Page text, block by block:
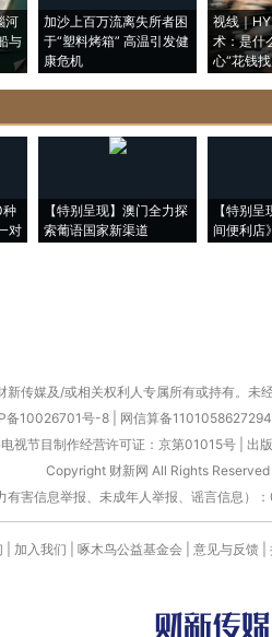
河
与
加沙上百万流离失所者困
于“塑料烤箱” 高温引发健
康危机
视线｜
术：是什
心“花钱找
种
对
【特别呈现】澳门全力探
索葡语国家新渠道
【特别
间便利店
传媒及/或相关权利人专属所有或持有。未
备10026701号-8 网信算备
视节目制作经营许可证：京第01015号| 出
Copyright 财新网 All Rights Reserved
有害信息举报、未成年人举报、谣言信息
加入我们 啄木鸟公益基金会 意见与反馈